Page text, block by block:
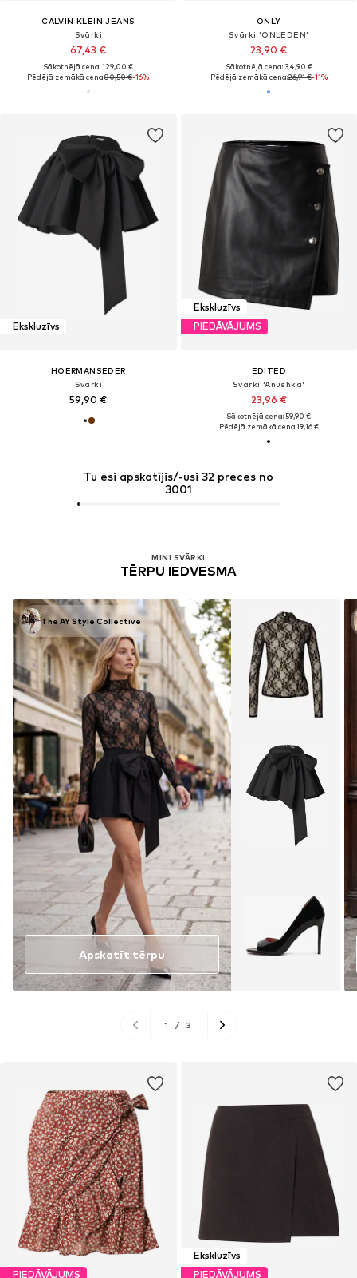
CALVIN KLEIN JEANS
Svārki
67,43 €
Sākotnējā cena: 129,00 €
Pēdējā zemākā cena:80,50 €-16%
ONLY
Svārki 'ONLEDEN'
23,90 €
Sākotnējā cena: 34,90 €
Pēdējā zemākā cena:26,91 €-11%
Ekskluzīvs
HOERMANSEDER
Svārki
59,90 €
Ekskluzīvs
PIEDĀVĀJUMS
EDITED
Svārki 'Anushka'
23,96 €
Sākotnējā cena: 59,90 €
Pēdējā zemākā cena:19,16 €
PIEDĀVĀJUMS
Tu esi apskatījis/-usi 32 preces no
3001
Ekskluzīvs
PIEDĀVĀJUMS
MINI SVĀRKI
TĒRPU IEDVESMA
The AY Style Collective
Apskatīt tērpu
1 / 3